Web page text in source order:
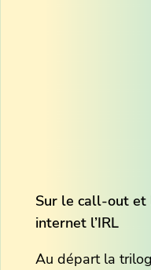
Sur le call-out et
internet l’IRL
Au départ la